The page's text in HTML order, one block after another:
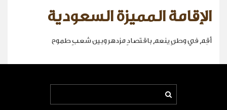
الإقامة المميزة السعودية
أقِم في وطنٍ ينعم باقتصادٍ مزدهر وبين شعبٍ طموح